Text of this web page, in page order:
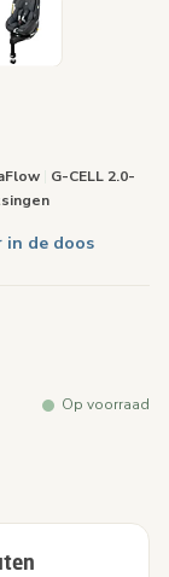
G-CELL 2.0-
de doos
Op voorraad